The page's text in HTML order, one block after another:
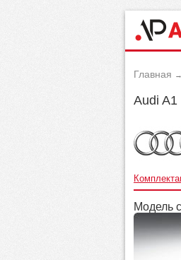
Главная →
Audi
Модель